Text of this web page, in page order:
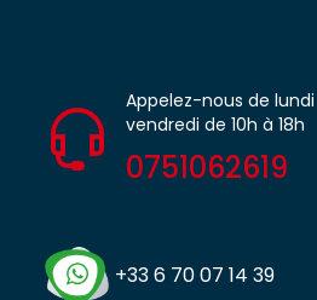
Appelez-nous de
vendredi de 10h à 18h
0751062619
+33 6 70 07 14 39